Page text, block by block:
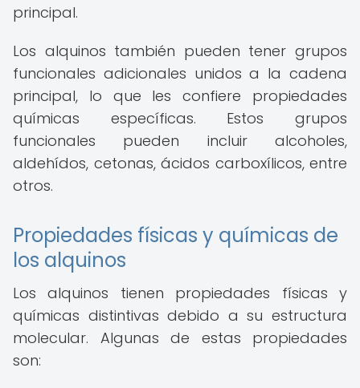
principal.
Los alquinos también pueden tener grupos
funcionales adicionales unidos a la cadena
principal, lo que les confiere propiedades
químicas específicas. Estos grupos
funcionales pueden incluir alcoholes,
aldehídos, cetonas, ácidos carboxílicos, entre
otros.
Propiedades físicas y químicas de
los alquinos
Los alquinos tienen propiedades físicas y
químicas distintivas debido a su estructura
molecular. Algunas de estas propiedades
son: